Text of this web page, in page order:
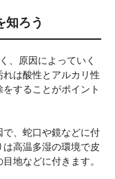
知ろう
、原因によっていく
は酸性とアルカリ性
することがポイント
、蛇口や鏡などに付
高温多湿の環境で皮
地などに付きます。